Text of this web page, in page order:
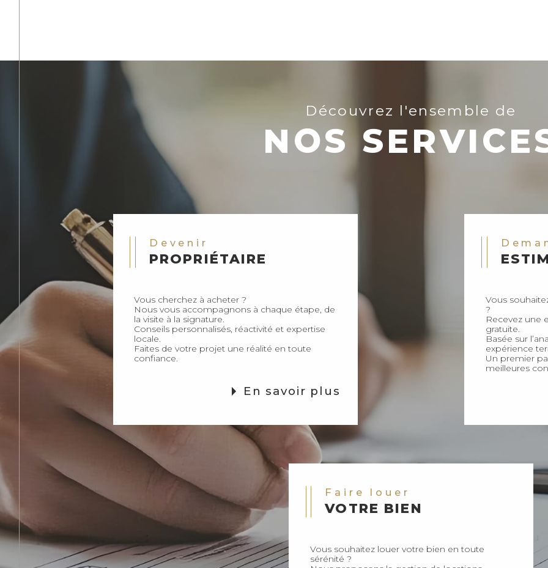
NOS
PROPRIÉTAIRE
Nous vous accompagnons à chaque étape, de
la visite à la signature.
Conseils personnalisés, réactivité et expertise
locale.
Faites de votre projet une réalité en toute
confiance.
?
Recevez une
gratuite.
Basée sur
expérience
Un premier
meilleures
VOTRE BIEN
sérénité ?
Nous proposons la gestion de locations
classiques et de locations courte durée.